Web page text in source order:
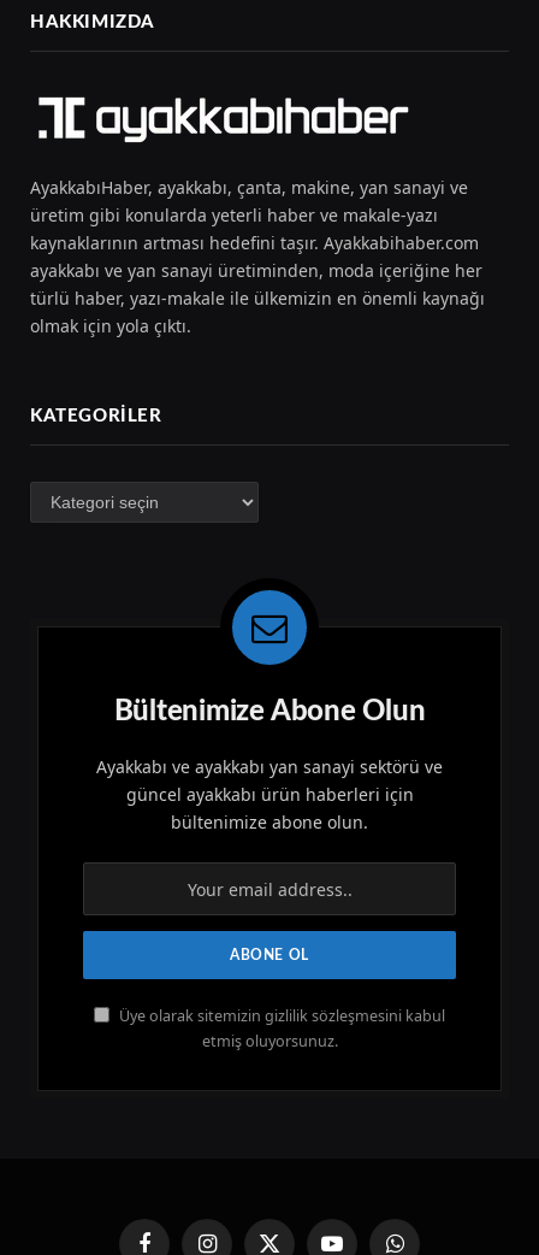
HAKKIMIZDA
AyakkabıHaber, ayakkabı, çanta, makine, yan sanayi ve
üretim gibi konularda yeterli haber ve makale-yazı
kaynaklarının artması hedefini taşır. Ayakkabihaber.com
ayakkabı ve yan sanayi üretiminden, moda içeriğine her
türlü haber, yazı-makale ile ülkemizin en önemli kaynağı
olmak için yola çıktı.
KATEGORILER
Kategoriler
Bültenimize Abone Olun
Ayakkabı ve ayakkabı yan sanayi sektörü ve
güncel ayakkabı ürün haberleri için
bültenimize abone olun.
Üye olarak sitemizin gizlilik sözleşmesini kabul
etmiş oluyorsunuz.